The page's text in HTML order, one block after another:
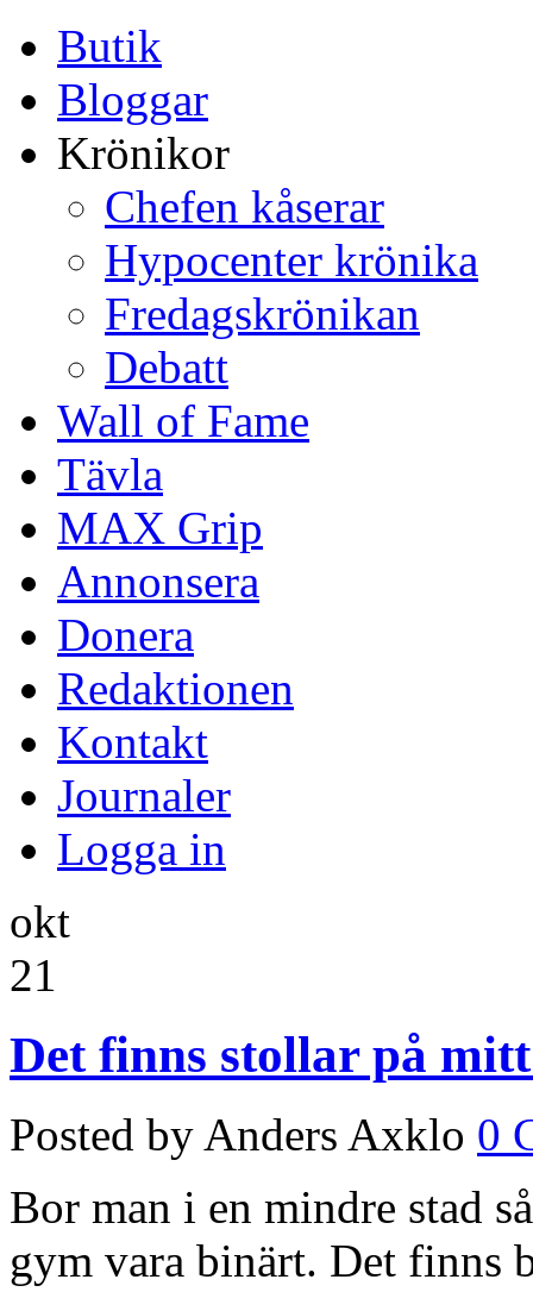
Butik
Bloggar
Krönikor
Chefen kåserar
Hypocenter krönika
Fredagskrönikan
Debatt
Wall of Fame
Tävla
MAX Grip
Annonsera
Donera
Redaktionen
Kontakt
Journaler
Logga in
okt
21
Det finns stollar på
Posted by Anders Axklo 0
Bor man i en mindre stad
gym vara binärt. Det finns